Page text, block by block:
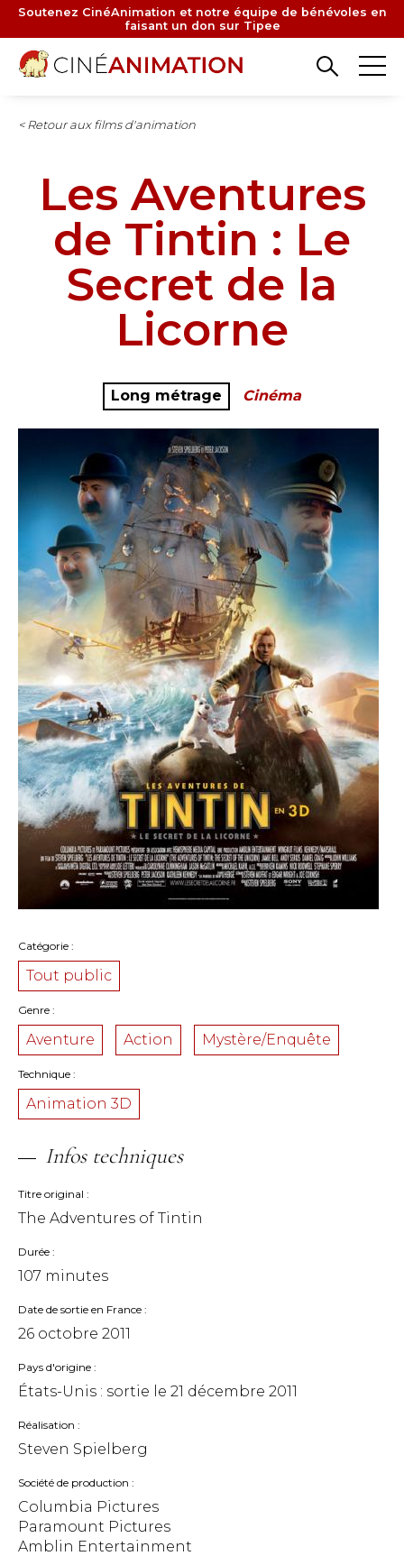
Aller
contenu
principal
Soutenez CinéAnimation et notre équipe de bénévoles en
faisant un don sur Tipee
< Retour aux films d'animation
Les Aventures
de Tintin : Le
Secret de la
Licorne
Long métrage Cinéma
Catégorie
Tout public
Genre
Aventure Action Mystère/Enquête
Technique
Animation 3D
Infos techniques
Titre original
The Adventures of Tintin
Durée
107 minutes
Date de sortie en France
26 octobre 2011
Pays d'origine
États-Unis : sortie le 21 décembre 2011
Réalisation
Steven Spielberg
Société de production
Columbia Pictures
Paramount Pictures
Amblin Entertainment